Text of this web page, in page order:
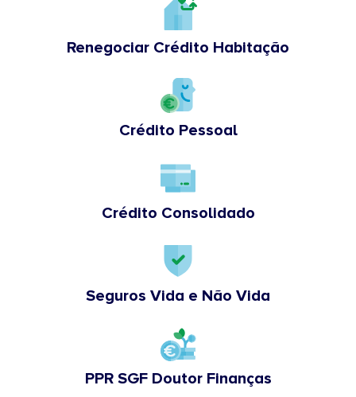
Renegociar Crédito Habitação
Crédito Pessoal
Crédito Consolidado
Seguros Vida e Não Vida
PPR SGF Doutor Finanças